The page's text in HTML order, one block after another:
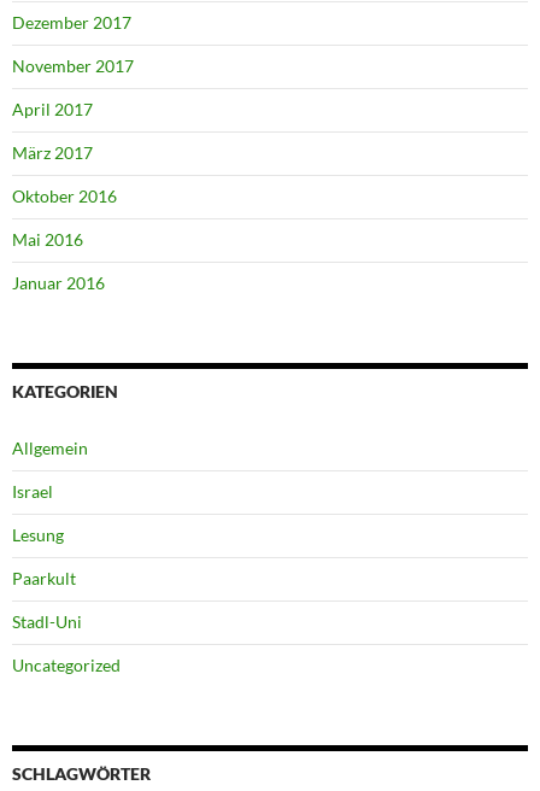
Dezember 2017
November 2017
April 2017
März 2017
Oktober 2016
Mai 2016
Januar 2016
KATEGORIEN
Allgemein
Israel
Lesung
Paarkult
Stadl-Uni
Uncategorized
SCHLAGWÖRTER